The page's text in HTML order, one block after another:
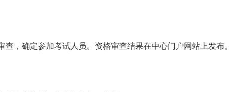
查，确定参加考试人员。资格审查结果在中心门户网站上发布。